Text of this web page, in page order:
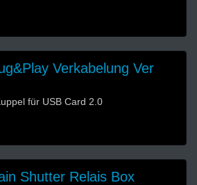
Verkabelung Ver
für USB Card 2.0
Shutter Relais Box